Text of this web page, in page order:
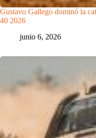
Gustavo Gallego dominó la
40 2026
junio 6, 2026